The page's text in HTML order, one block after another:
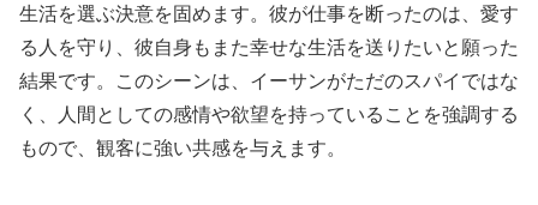
生活を選ぶ決意を固めます。彼が仕事を断ったのは、愛す
る人を守り、彼自身もまた幸せな生活を送りたいと願った
結果です。このシーンは、イーサンがただのスパイではな
く、人間としての感情や欲望を持っていることを強調する
もので、観客に強い共感を与えます。